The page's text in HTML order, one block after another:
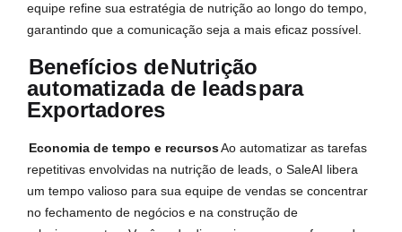
equipe refine sua estratégia de nutrição ao longo do tempo,
garantindo que a comunicação seja a mais eficaz possível.
Benefícios deNutrição
automatizada de leadspara
Exportadores
Economia de tempo e recursosAo automatizar as tarefas
repetitivas envolvidas na nutrição de leads, o SaleAI libera
um tempo valioso para sua equipe de vendas se concentrar
no fechamento de negócios e na construção de